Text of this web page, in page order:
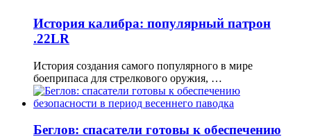
История калибра: популярный патрон
.22LR
История создания самого популярного в мире
боеприпаса для стрелкового оружия, …
Беглов: спасатели готовы к обеспечению